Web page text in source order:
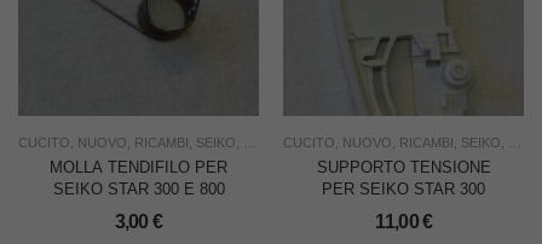
CUCITO NUOVO RICAMBI SEIKO USO FAMIGLIA
MOLLA TENDIFILO PER
SEIKO STAR 300 E 800
3,00 €
CUCITO NUOVO RICAMBI SEIKO
SUPPORTO TENSIONE
PER SEIKO STAR 300
11,00€